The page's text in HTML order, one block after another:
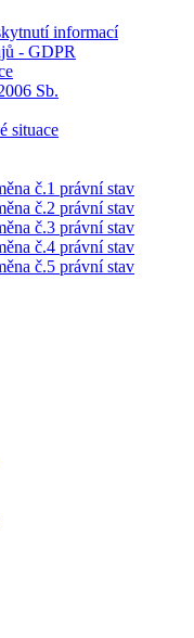
informací
- GDPR
Sb.
situace
č.1 právní stav
č.2 právní stav
č.3 právní stav
č.4 právní stav
č.5 právní stav